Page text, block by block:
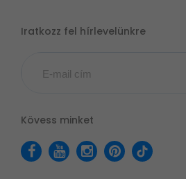
Iratkozz fel hírlevelünkre
Kövess minket